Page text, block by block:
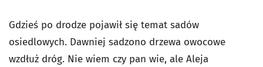
Gdzieś po drodze pojawił się temat sadów
osiedlowych. Dawniej sadzono drzewa owocowe
wzdłuż dróg. Nie wiem czy pan wie, ale Aleja